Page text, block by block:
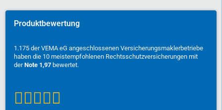
Produktbewertung
1.175 der VEMA eG angeschlossenen Versicherungsmaklerbetriebe
haben die 10 meistempfohlenen Rechtsschutzversicherungen mit
derNote 1,97 bewertet.